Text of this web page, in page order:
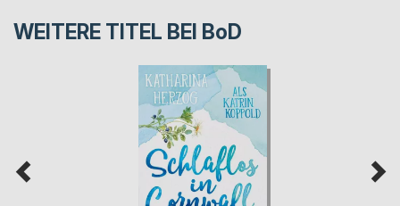
WEITERE TITEL BEI BoD